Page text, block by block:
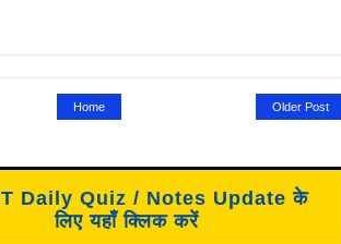
Older Post
Home
Daily Quiz / Notes Update के
लिए यहाँ क्लिक करें